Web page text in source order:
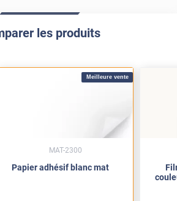
les produits
Meilleure vente
Papier adhésif blanc mat
MAT-2300